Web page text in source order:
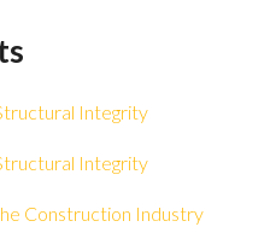
Integrity
Integrity
Construction Industry